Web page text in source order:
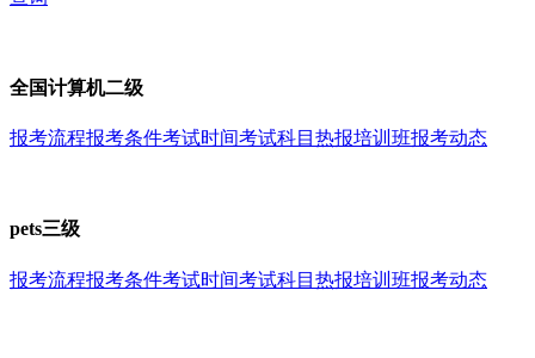
全国计算机二级
报考流程报考条件考试时间考试科目 热报培训班报考动态
pets三级
报考流程报考条件考试时间考试科目 热报培训班报考动态